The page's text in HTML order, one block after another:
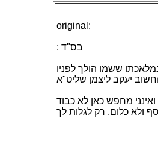
original:
: בס"ד
ששמו הולך לפניו
יעקב ליצמן שליט"א
מחפש כאן לא כבוד
ולא כלום. רק לגלות לך